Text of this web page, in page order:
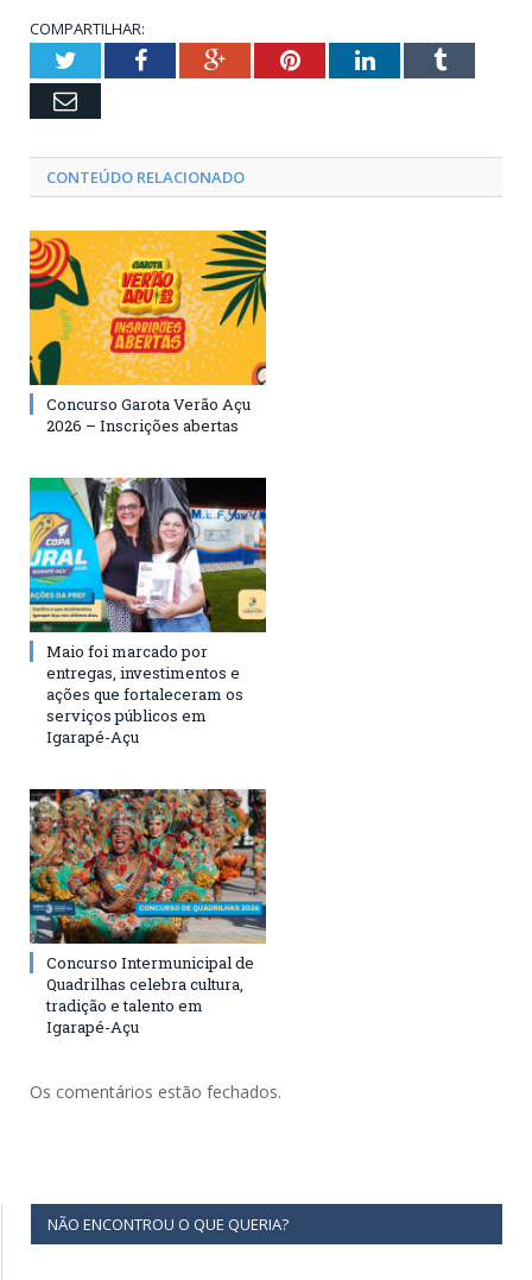
COMPARTILHAR:
TwitterFacebookGoogle+PinterestLinkedInTumblr
Email
CONTEÚDO RELACIONADO
Concurso Garota Verão Açu
2026 – Inscrições abertas
Maio foi marcado por
entregas, investimentos e
ações que fortaleceram os
serviços públicos em
Igarapé-Açu
Concurso Intermunicipal de
Quadrilhas celebra cultura,
tradição e talento em
Igarapé-Açu
Os comentários estão fechados.
NÃO ENCONTROU O QUE QUERIA?